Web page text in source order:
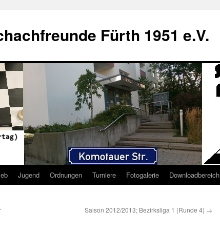
Fürth 1951 e.V.
Jugend Ordnungen Turniere Fotogalerie Downloadbereich
Saison 2012/2013; Bezirksliga 1 (Runde 4) →